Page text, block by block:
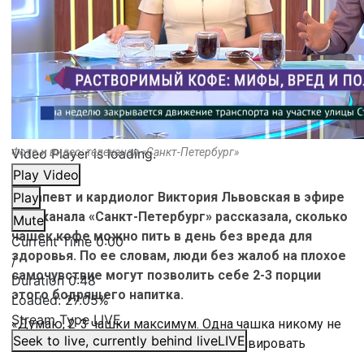
Video Player is loading.
Play Video
Play
Mute
Current Time0:00
/
Duration0:48
Loaded:27.05%
Stream TypeLIVE
Seek to live, currently behind liveLIVE
Фото и видео: телеканал «Санкт-Петербург»
Терапевт и кардиолог Виктория Львовская в эфире
телеканала «Санкт-Петербург» рассказала, сколько
чашек кофе можно пить в день без вреда для
здоровья. По ее словам, люди без жалоб на плохое
самочувствие могут позволить себе 2-3 порции
этого бодрящего напитка.
«Думаю, 2-3 чашки максимум. Одна чашка никому не
помешает и даже наоборот будет активировать